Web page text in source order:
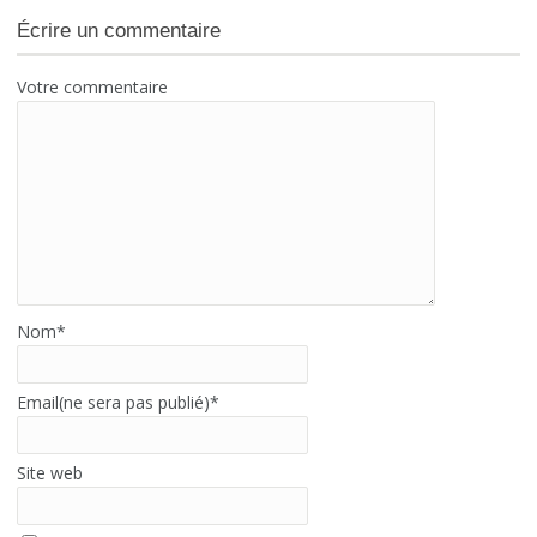
Écrire un commentaire
Votre commentaire
Nom*
Email(ne sera pas publié)*
Site web